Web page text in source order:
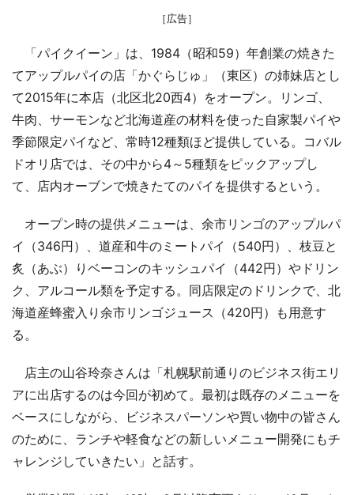
［広告］
「パイクイーン」は、1984（昭和59）年創業の焼きた
てアップルパイの店「かぐらじゅ」（東区）の姉妹店とし
て2015年に本店（北区北20西4）をオープン。リンゴ、
牛肉、サーモンなど北海道産の材料を使った自家製パイや
季節限定パイなど、常時12種類ほど提供している。コバル
ドオリ店では、その中から4～5種類をピックアップし
て、店内オーブンで焼きたてのパイを提供するという。
オープン時の提供メニューは、余市リンゴのアップルパ
イ（346円）、道産和牛のミートパイ（540円）、枝豆と
炙（あぶ）りベーコンのキッシュパイ（442円）やドリン
ク、アルコール類を予定する。同店限定のドリンクで、北
海道産蜂蜜入り余市リンゴジュース（420円）も用意す
る。
店主の山谷玲奈さんは「札幌駅前通りのビジネス街エリ
アに出店するのは今回が初めて。最初は既存のメニューを
ベースにしながら、ビジネスパーソンや買い物中の皆さん
のために、ランチや軽食などの新しいメニュー開発にもチ
ャレンジしていきたい」と話す。